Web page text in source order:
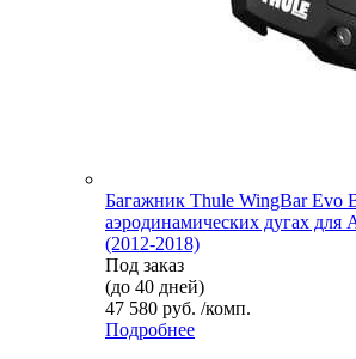
Багажник Thule WingBar Evo
аэродинамических дугах для
(2012-2018)
Под заказ
(до 40 дней)
47 580 руб. /комп.
Подробнее